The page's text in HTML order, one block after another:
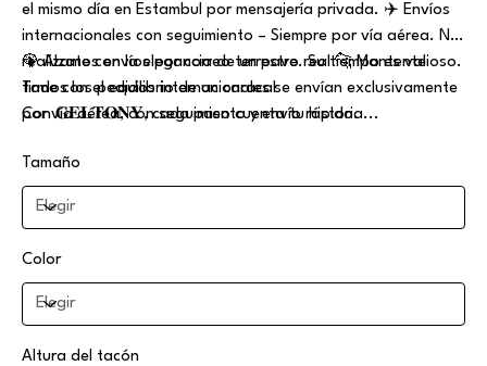
el mismo día en Estambul por mensajería privada. ✈️ Envíos
internacionales con seguimiento – Siempre por vía aérea. No
realizamos envíos por correo terrestre. Su tiempo es valioso.
Todos los pedidos internacionales se envían exclusivamente
por vía aérea, con seguimiento y envío rápido.
🦚 Alzate con la elegancia de un pavo real 🐆 Mantente
firme con el equilibrio de un caracal
Con 𝐆𝐄𝐋𝐓𝐎𝐍𝐘, cada paso cuenta tu historia...
Tamaño
Color
Altura del tacón